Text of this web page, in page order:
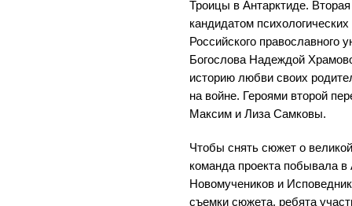
Троицы в Антарктиде.
кандидатом
Российского православного
Богослова Надеждой
историю любви своих
на войне. Героями второй
Максим и Лиза Самковы.
Чтобы снять сюжет о
команда проекта побывала
Новомучеников и
съемки сюжета, ребята